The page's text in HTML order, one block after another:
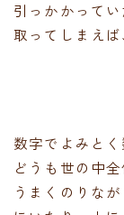
引っかかって
取ってしまえば
数字でよみと
どうも世の中
うまくのりな